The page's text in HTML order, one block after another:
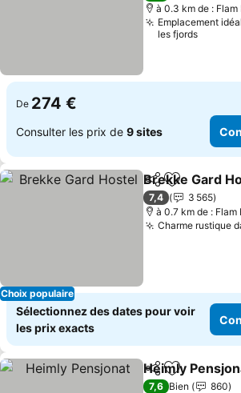
à 0.3 km de : Flam
Emplacement
les fjords
De 274 €
Consulter les prix de 9 sites
Choix populaire
PartagerAjouter à
Brekke Gard
7,4
3 565
à 0.7 km de : Flam
Charme rustique
Sélectionnez des dates pour voir
les prix exacts
PartagerAjouter à
Heimly
7,6 Bien
860